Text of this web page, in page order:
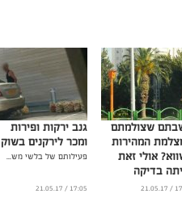
שצולמתם
המהירות
אולי זאת
בדיקה
17:18
גנב ירקות ופירות
ומכר לירקנים בשוק
פעילותם של בלשי מש...
17:05 / 21.05.17